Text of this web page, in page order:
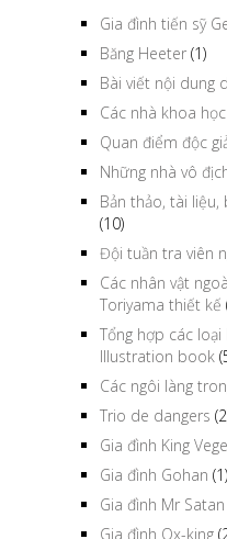
Gia đình tiến sỹ
Băng Heeter (1)
Bài viết nội dung
Các nhà khoa
Quan điểm độc
Những nhà vô
Bản thảo, tài liệu,
(10)
Đội tuần tra viên
Các nhân vật
Toriyama thiết kế
Tổng hợp các
Illustration book
Các ngôi làng
Trio de dangers
Gia đình King
Gia đình Gohan (1)
Gia đình Mr Satan
Gia đình Ox-king